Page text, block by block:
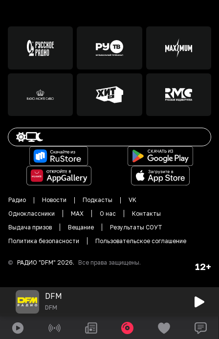
Радио Новости Подкасты
VK
Одноклассники
MAX О нас
Контакты
Выдача призов
Вещание
Результаты СОУТ
Политика безопасности
Пользовательское соглашение
© РАДИО "DFM" 2026. Все права защищены. 12+
DFM
DFM